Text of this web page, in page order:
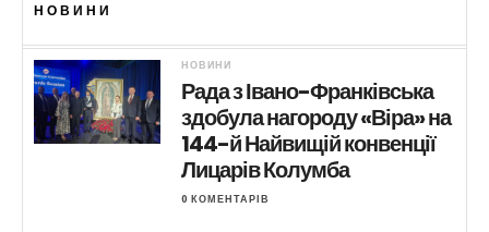
НОВИНИ
НОВИНИ
Рада з Івано-Франківська
здобула нагороду «Віра» на
144-й Найвищій конвенції
Лицарів Колумба
0 КОМЕНТАРІВ